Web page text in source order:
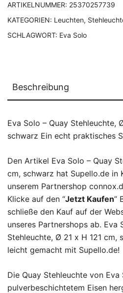
ARTIKELNUMMER: 25370257739
KATEGORIEN: Leuchten,
SCHLAGWORT: Eva Solo
Beschreibung
Eva Solo – Quay Stehleuchte,
schwarz Ein echt praktisches
Den Artikel Eva Solo – Quay
cm, schwarz hat Supello.de in
unserem Partnershop
Klicke auf den “Jetzt Kaufen”
schließe den Kauf auf der
unseres Partnershops ab. Eva
Stehleuchte, Ø 21 x H 121 cm,
leicht gemacht mit Supello.de!
Die Quay Stehleuchte von
pulverbeschichtetem Eisen